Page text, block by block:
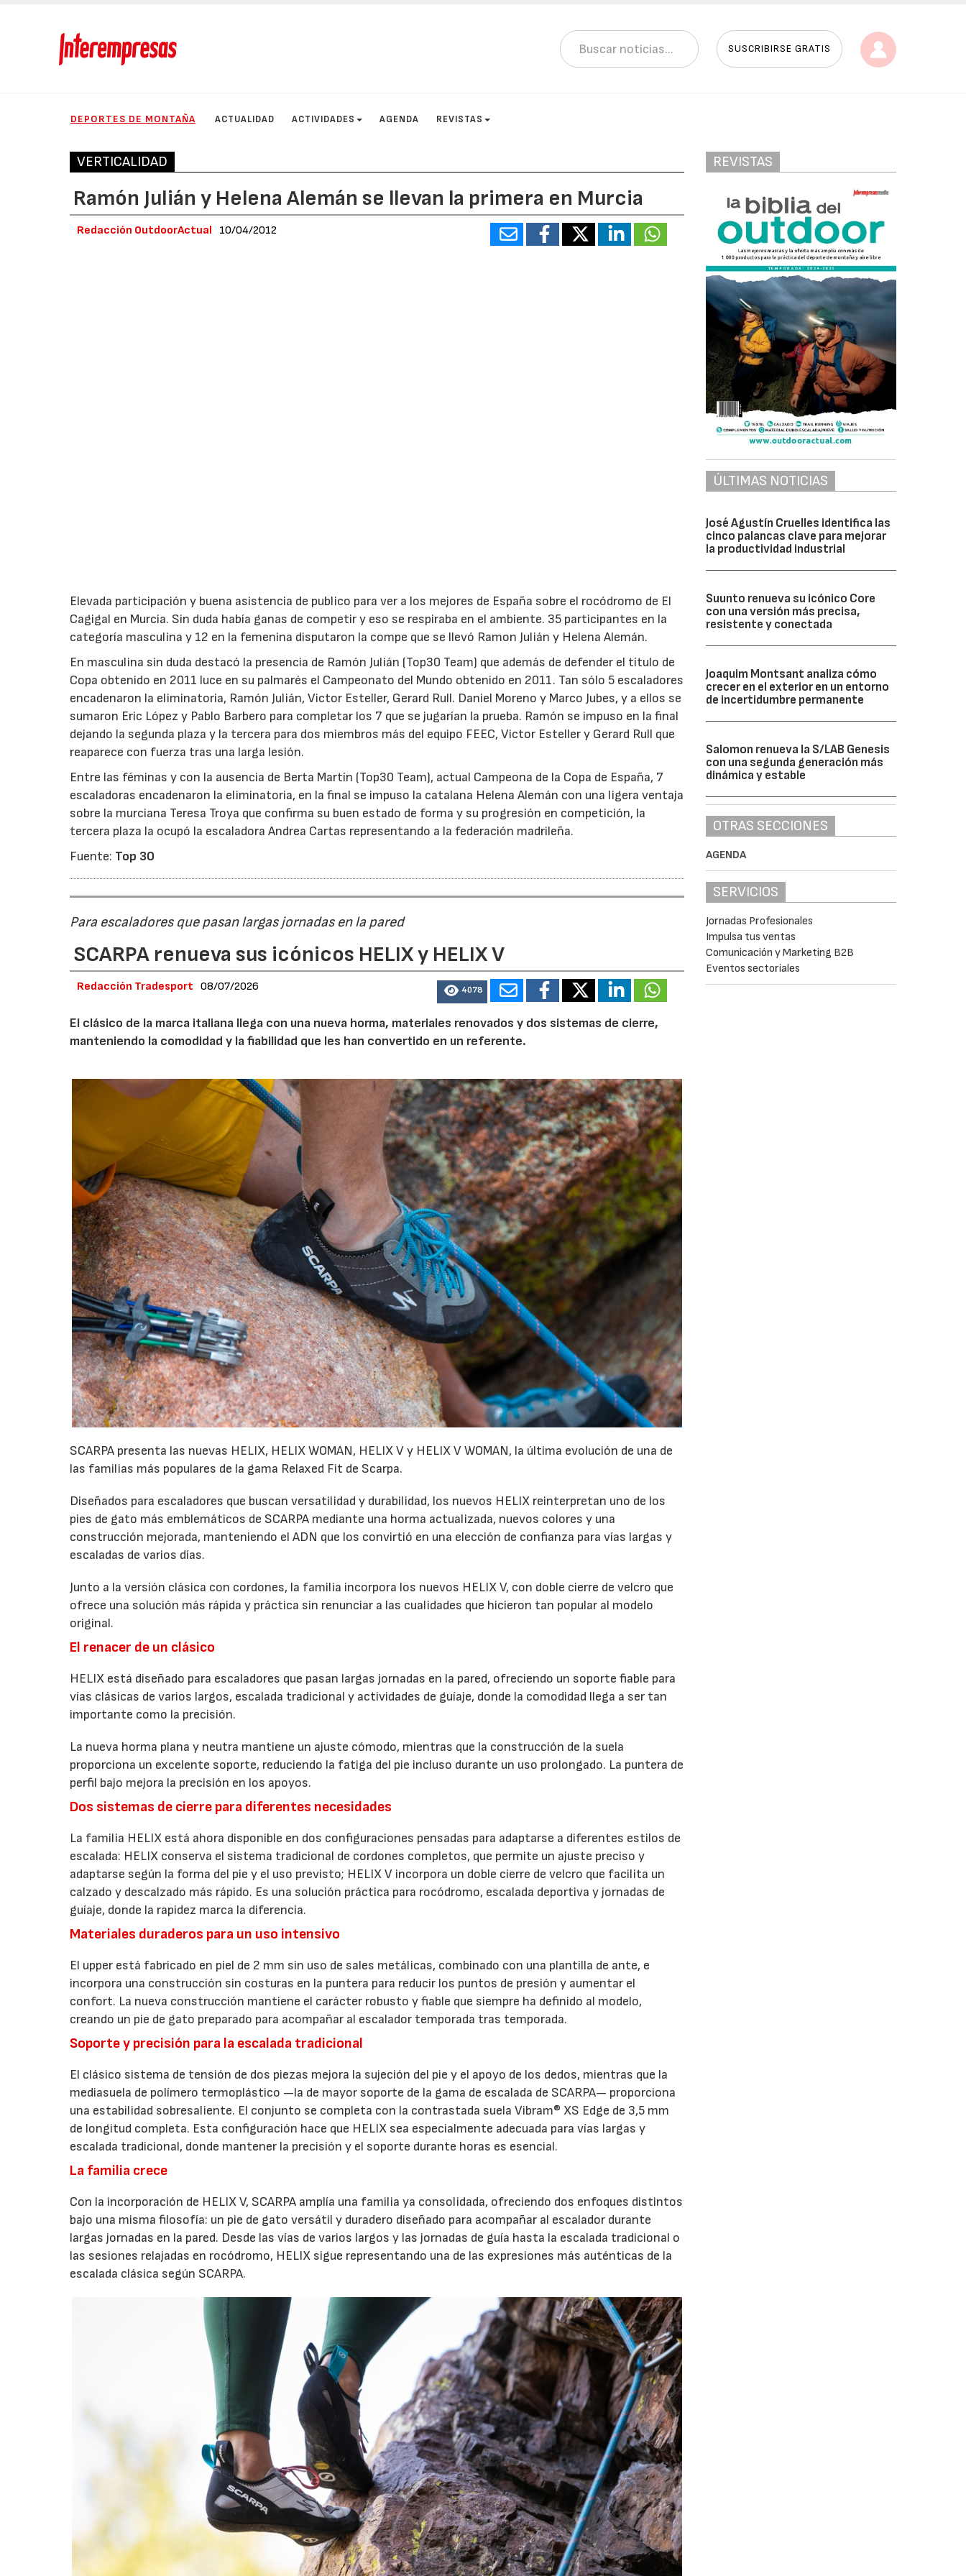
SUSCRIBIRSE GRATIS
DEPORTES DE MONTAÑA ACTUALIDAD ACTIVIDADES AGENDA REVISTAS
VERTICALIDAD
Ramón Julián y Helena Alemán se llevan la primera en Murcia
Redacción OutdoorActual 10/04/2012
Elevada participación y buena asistencia de publico para ver a los mejores de España sobre el rocódromo de El
Cagigal en Murcia. Sin duda había ganas de competir y eso se respiraba en el ambiente. 35 participantes en la
categoría masculina y 12 en la femenina disputaron la compe que se llevó Ramon Julián y Helena Alemán.
En masculina sin duda destacó la presencia de Ramón Julián (Top30 Team) que además de defender el título de
Copa obtenido en 2011 luce en su palmarés el Campeonato del Mundo obtenido en 2011. Tan sólo 5 escaladores
encadenaron la eliminatoria, Ramón Julián, Victor Esteller, Gerard Rull. Daniel Moreno y Marco Jubes, y a ellos se
sumaron Eric López y Pablo Barbero para completar los 7 que se jugarían la prueba. Ramón se impuso en la final
dejando la segunda plaza y la tercera para dos miembros más del equipo FEEC, Victor Esteller y Gerard Rull que
reaparece con fuerza tras una larga lesión.
Entre las féminas y con la ausencia de Berta Martín (Top30 Team), actual Campeona de la Copa de España, 7
escaladoras encadenaron la eliminatoria, en la final se impuso la catalana Helena Alemán con una ligera ventaja
sobre la murciana Teresa Troya que confirma su buen estado de forma y su progresión en competición, la
tercera plaza la ocupó la escaladora Andrea Cartas representando a la federación madrileña.
Fuente: Top 30
Para escaladores que pasan largas jornadas en la pared
SCARPA renueva sus icónicos HELIX y HELIX V
Redacción Tradesport 08/07/2026 4078
El clásico de la marca italiana llega con una nueva horma, materiales renovados y dos sistemas de cierre,
manteniendo la comodidad y la fiabilidad que les han convertido en un referente.
SCARPA presenta las nuevas HELIX, HELIX WOMAN, HELIX V y HELIX V WOMAN, la última evolución de una de
las familias más populares de la gama Relaxed Fit de Scarpa.
Diseñados para escaladores que buscan versatilidad y durabilidad, los nuevos HELIX reinterpretan uno de los
pies de gato más emblemáticos de SCARPA mediante una horma actualizada, nuevos colores y una
construcción mejorada, manteniendo el ADN que los convirtió en una elección de confianza para vías largas y
escaladas de varios días.
Junto a la versión clásica con cordones, la familia incorpora los nuevos HELIX V, con doble cierre de velcro que
ofrece una solución más rápida y práctica sin renunciar a las cualidades que hicieron tan popular al modelo
original.
El renacer de un clásico
HELIX está diseñado para escaladores que pasan largas jornadas en la pared, ofreciendo un soporte fiable para
vías clásicas de varios largos, escalada tradicional y actividades de guíaje, donde la comodidad llega a ser tan
importante como la precisión.
La nueva horma plana y neutra mantiene un ajuste cómodo, mientras que la construcción de la suela
proporciona un excelente soporte, reduciendo la fatiga del pie incluso durante un uso prolongado. La puntera de
perfil bajo mejora la precisión en los apoyos.
Dos sistemas de cierre para diferentes necesidades
La familia HELIX está ahora disponible en dos configuraciones pensadas para adaptarse a diferentes estilos de
escalada: HELIX conserva el sistema tradicional de cordones completos, que permite un ajuste preciso y
adaptarse según la forma del pie y el uso previsto; HELIX V incorpora un doble cierre de velcro que facilita un
calzado y descalzado más rápido. Es una solución práctica para rocódromo, escalada deportiva y jornadas de
guíaje, donde la rapidez marca la diferencia.
Materiales duraderos para un uso intensivo
El upper está fabricado en piel de 2 mm sin uso de sales metálicas, combinado con una plantilla de ante, e
incorpora una construcción sin costuras en la puntera para reducir los puntos de presión y aumentar el
confort. La nueva construcción mantiene el carácter robusto y fiable que siempre ha definido al modelo,
creando un pie de gato preparado para acompañar al escalador temporada tras temporada.
Soporte y precisión para la escalada tradicional
El clásico sistema de tensión de dos piezas mejora la sujeción del pie y el apoyo de los dedos, mientras que la
mediasuela de polímero termoplástico —la de mayor soporte de la gama de escalada de SCARPA— proporciona
una estabilidad sobresaliente. El conjunto se completa con la contrastada suela Vibram® XS Edge de 3,5 mm
de longitud completa. Esta configuración hace que HELIX sea especialmente adecuada para vías largas y
escalada tradicional, donde mantener la precisión y el soporte durante horas es esencial.
La familia crece
Con la incorporación de HELIX V, SCARPA amplía una familia ya consolidada, ofreciendo dos enfoques distintos
bajo una misma filosofía: un pie de gato versátil y duradero diseñado para acompañar al escalador durante
largas jornadas en la pared. Desde las vías de varios largos y las jornadas de guía hasta la escalada tradicional o
las sesiones relajadas en rocódromo, HELIX sigue representando una de las expresiones más auténticas de la
escalada clásica según SCARPA.
REVISTAS
ÚLTIMAS NOTICIAS
José Agustín Cruelles identifica las
cinco palancas clave para mejorar
la productividad industrial
Suunto renueva su icónico Core
con una versión más precisa,
resistente y conectada
Joaquim Montsant analiza cómo
crecer en el exterior en un entorno
de incertidumbre permanente
Salomon renueva la S/LAB Genesis
con una segunda generación más
dinámica y estable
OTRAS SECCIONES
AGENDA
SERVICIOS
Jornadas Profesionales
Impulsa tus ventas
Comunicación y Marketing B2B
Eventos sectoriales